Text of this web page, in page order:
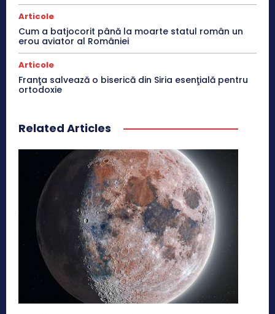
Articole
Cum a batjocorit până la moarte statul român un
erou aviator al României
Articole
Franţa salvează o biserică din Siria esenţială pentru
ortodoxie
Related Articles